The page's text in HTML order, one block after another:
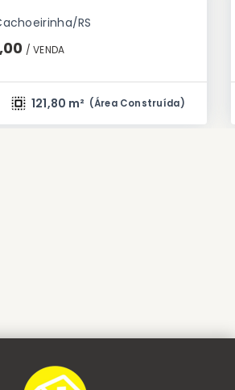
RS
/ VENDA
121,80 m² (Área Construída)